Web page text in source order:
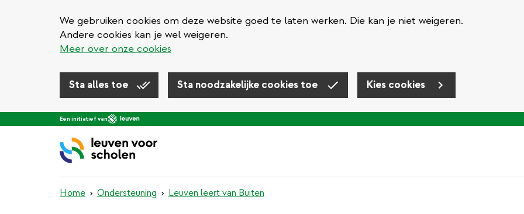
We gebruiken cookies om deze website goed te laten werken. Die kan je niet weigeren.
Andere cookies kan je wel weigeren.
Meer over onze cookies
Sta alles toe Sta noodzakelijke cookies toe Kies cookies
OverslaanEen initiatief van
Home Ondersteuning Leuven leert van Buiten